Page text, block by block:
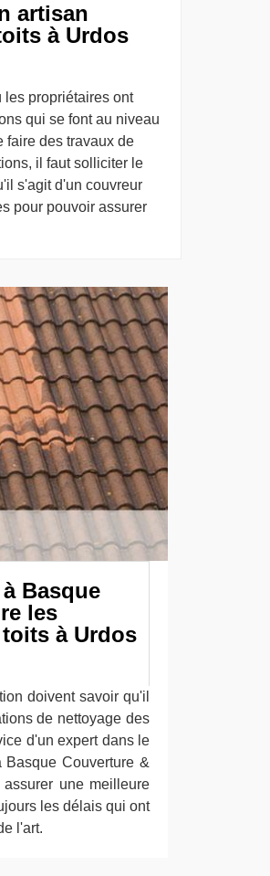
artisan
à Urdos
les propriétaires ont
qui se font au niveau
faire des travaux de
il faut solliciter le
s'agit d'un couvreur
pour pouvoir assurer
Basque
les
à Urdos
doivent savoir qu'il
de nettoyage des
d'un expert dans le
Couverture &
une meilleure
les délais qui ont
l'art.